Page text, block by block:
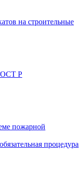
на строительные
Р
пожарной
процедура